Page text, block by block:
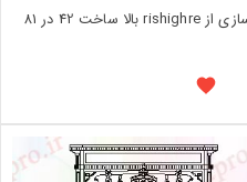
دانلود نقشه باغ شخصیجزئیات محوطه سازی از rishighre بالا ساخت 42 در 81